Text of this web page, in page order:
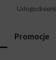
Promocje